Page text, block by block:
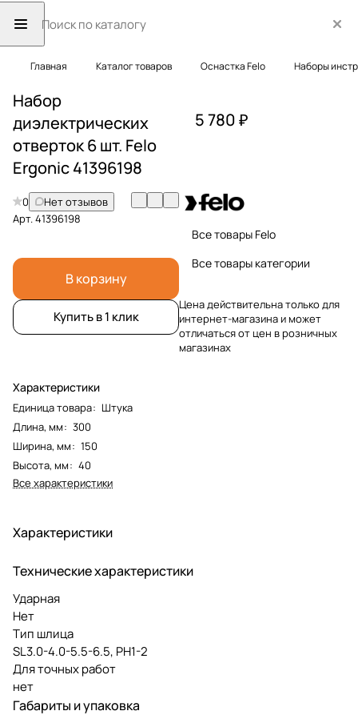
Главная Каталог товаров Оснастка Felo Наборы
Набор
диэлектрических
отверток 6 шт. Felo
Ergonic 41396198
0
Нет отзывов
Арт.41396198
В корзину
Купить в 1 клик
Характеристики
Единица товара: Штука
Длина, мм: 300
Ширина, мм: 150
Высота, мм: 40
Все характеристики
5 780 ₽
Все товары Felo
Все товары категории
Цена действительна только для
интернет-магазина и может
отличаться от цен в розничных
магазинах
Характеристики
Технические характеристики
Ударная
Нет
Тип шлица
SL3.0-4.0-5.5-6.5, PH1-2
Для точных работ
нет
Габариты и упаковка